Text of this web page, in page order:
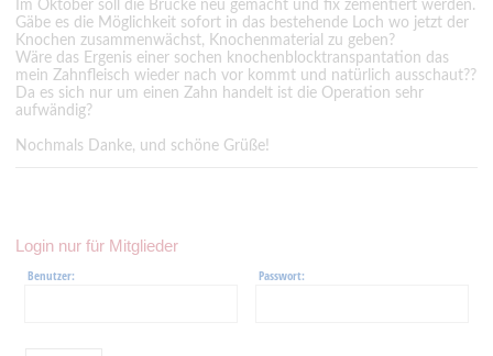
Im Oktober soll die Brücke neu gemacht und fix zementiert werden.
Gäbe es die Möglichkeit sofort in das bestehende Loch wo jetzt der
Knochen zusammenwächst, Knochenmaterial zu geben?
Wäre das Ergenis einer sochen knochenblocktranspantation das
mein Zahnfleisch wieder nach vor kommt und natürlich ausschaut??
Da es sich nur um einen Zahn handelt ist die Operation sehr
aufwändig?
Nochmals Danke, und schöne Grüße!
Login nur für Mitglieder
Benutzer: Passwort: